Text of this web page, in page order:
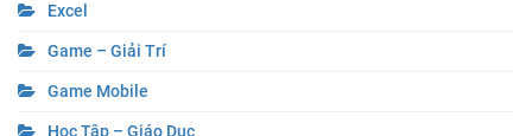
Excel
Game – Giải Trí
Game Mobile
Học Tập – Giáo Dục